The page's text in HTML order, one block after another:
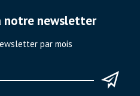
notre newsletter
par mois